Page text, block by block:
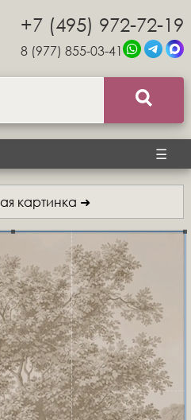
+7 (495) 972-72-19
8 (977) 855-03-41
☰
картинка ➜